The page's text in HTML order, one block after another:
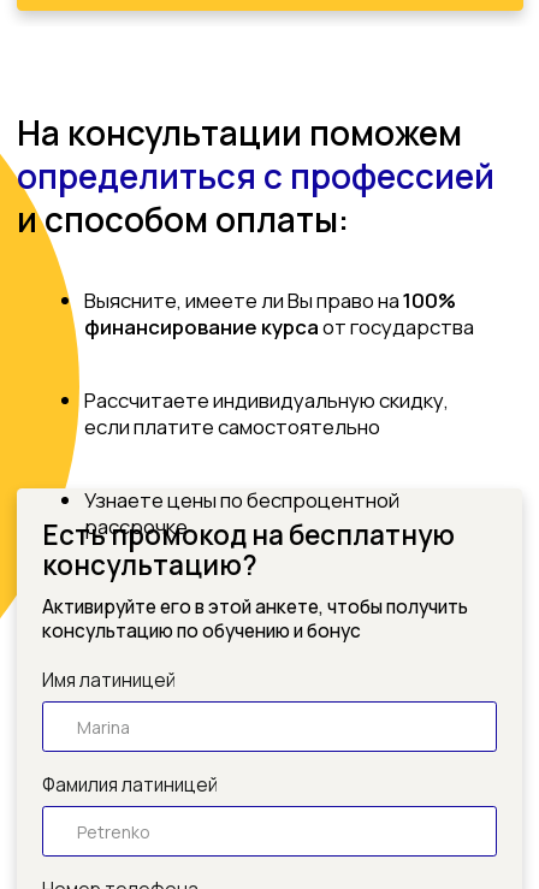
© 2026 Digitale Westfälische Wirtschaftsakademie GmbH
Privacy Policy